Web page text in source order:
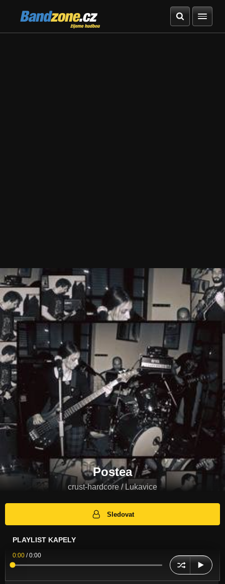
Bandzone.cz
žijeme hudbou
Postea
crust-hardcore / Lukavice
Sledovat
PLAYLIST KAPELY
0:00 /0:00